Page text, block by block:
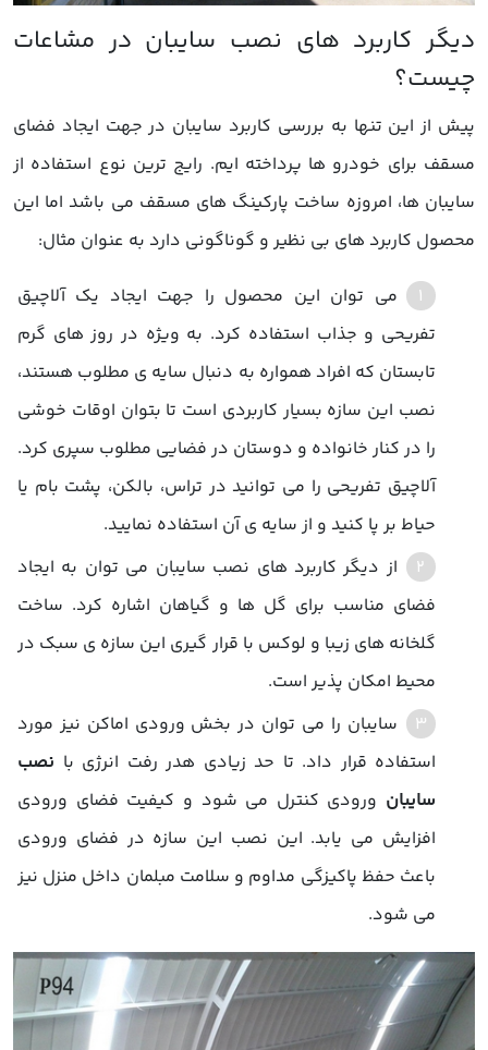
پیش از این تنها به بررسی کاربرد سایبان در جهت ایجاد فضای
مسقف برای خودرو ها پرداخته ایم. رایج ترین نوع استفاده از
سایبان ها، امروزه ساخت پارکینگ های مسقف می باشد اما این
محصول کاربرد های بی نظیر و گوناگونی دارد به عنوان مثال:
می توان این محصول را جهت ایجاد یک آلاچیق
تفریحی و جذاب استفاده کرد. به ویژه در روز های گرم
تابستان که افراد همواره به دنبال سایه ی مطلوب هستند،
نصب این سازه بسیار کاربردی است تا بتوان اوقات خوشی
را در کنار خانواده و دوستان در فضایی مطلوب سپری کرد.
آلاچیق تفریحی را می توانید در تراس، بالکن، پشت بام یا
حیاط بر پا کنید و از سایه ی آن استفاده نمایید.
از دیگر کاربرد های نصب سایبان می توان به ایجاد
فضای مناسب برای گل ها و گیاهان اشاره کرد. ساخت
گلخانه های زیبا و لوکس با قرار گیری این سازه ی سبک در
محیط امکان پذیر است.
سایبان را می توان در بخش ورودی اماکن نیز مورد
استفاده قرار داد. تا حد زیادی هدر رفت انرژی با نصب
سایبان ورودی کنترل می شود و کیفیت فضای ورودی
افزایش می یابد. این نصب این سازه در فضای ورودی
باعث حفظ پاکیزگی مداوم و سلامت مبلمان داخل منزل نیز
می شود.